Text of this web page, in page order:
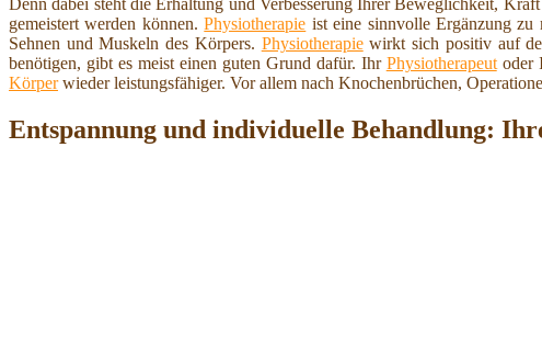
gemeistert werden können.Physiotherapie ist eine sinnvolle Ergänzung zu
Sehnen und Muskeln des Körpers. Physiotherapiewirkt sich positiv auf
benötigen, gibt es meist einen guten Grund dafür. Ihr Physiotherapeutoder
Körperwieder leistungsfähiger. Vor allem nach Knochenbrüchen,
Entspannung und individuelle Behandlung: